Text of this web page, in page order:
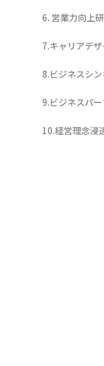
6. 営業力向上
7.キャリアデ
8.ビジネスシ
9.ビジネスパ
10.経営理念浸